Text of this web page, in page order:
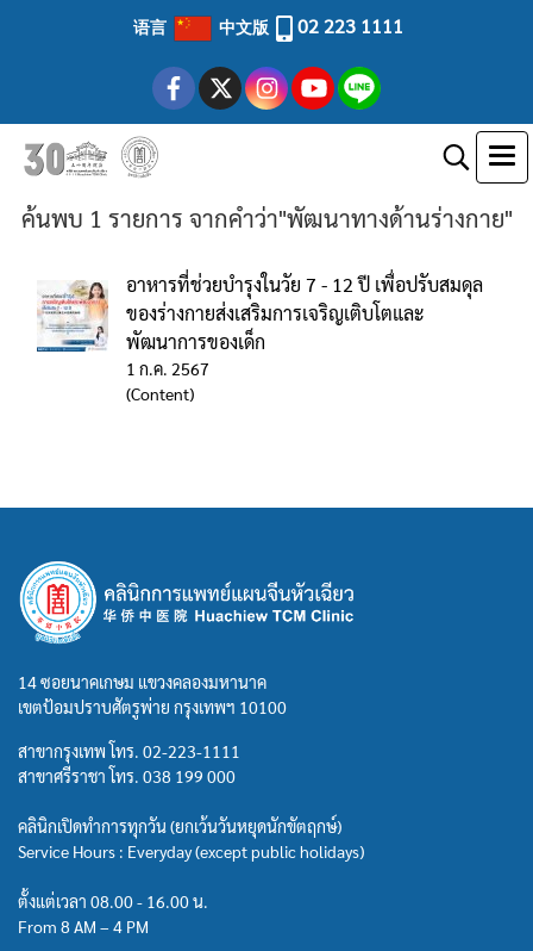
语言 中文版 02 223 1111
ค้นพบ 1 รายการ จากคำว่า"พัฒนาทางด้านร่างกาย"
อาหารที่ช่วยบำรุงในวัย 7 - 12 ปี เพื่อปรับสมดุล
ของร่างกายส่งเสริมการเจริญเติบโตและ
พัฒนาการของเด็ก
1 ก.ค. 2567
(Content)
14 ซอยนาคเกษม แขวงคลองมหานาค
เขตป้อมปราบศัตรูพ่าย กรุงเทพฯ 10100
สาขากรุงเทพ โทร. 02-223-1111
สาขาศรีราชา โทร. 038 199 000
คลินิกเปิดทำการทุกวัน (ยกเว้นวันหยุดนักขัตฤกษ์)
Service Hours : Everyday (except public holidays)
ตั้งแต่เวลา 08.00 - 16.00 น.
From 8 AM – 4 PM